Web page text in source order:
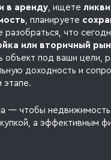
в аренду, ищете
, планируете
разобраться, что
или вторичный
объект под ваши цели,
доходность и
этапе.
— чтобы недвижимость
а эффективным